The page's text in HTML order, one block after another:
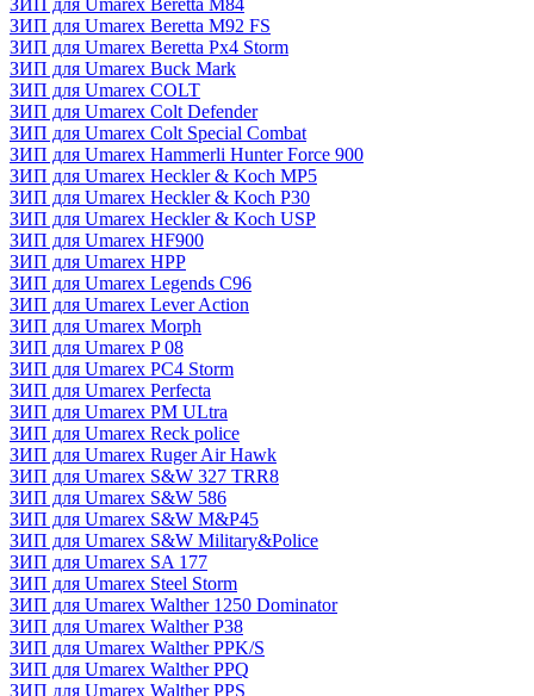
ЗИП для Umarex Beretta M84
ЗИП для Umarex Beretta M92 FS
ЗИП для Umarex Beretta Px4 Storm
ЗИП для Umarex Buck Mark
ЗИП для Umarex COLT
ЗИП для Umarex Colt Defender
ЗИП для Umarex Colt Special Combat
ЗИП для Umarex Hammerli Hunter Force 900
ЗИП для Umarex Heckler & Koch MP5
ЗИП для Umarex Heckler & Koch P30
ЗИП для Umarex Heckler & Koch USP
ЗИП для Umarex HF900
ЗИП для Umarex HPP
ЗИП для Umarex Legends C96
ЗИП для Umarex Lever Action
ЗИП для Umarex Morph
ЗИП для Umarex P 08
ЗИП для Umarex PC4 Storm
ЗИП для Umarex Perfecta
ЗИП для Umarex PM ULtra
ЗИП для Umarex Reck police
ЗИП для Umarex Ruger Air Hawk
ЗИП для Umarex S&W 327 TRR8
ЗИП для Umarex S&W 586
ЗИП для Umarex S&W M&P45
ЗИП для Umarex S&W Military&Police
ЗИП для Umarex SA 177
ЗИП для Umarex Steel Storm
ЗИП для Umarex Walther 1250 Dominator
ЗИП для Umarex Walther P38
ЗИП для Umarex Walther PPK/S
ЗИП для Umarex Walther PPQ
ЗИП для Umarex Walther PPS